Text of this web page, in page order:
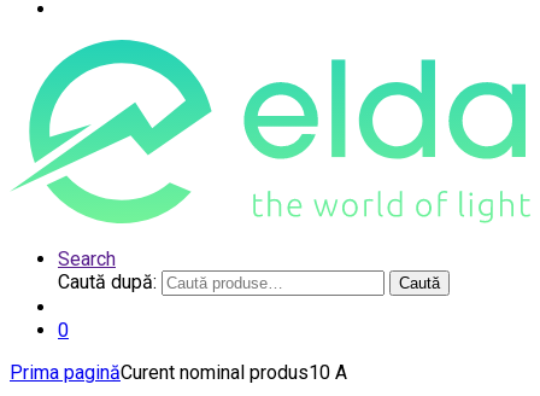
Search
Caută după:
Caută
0
Prima paginăCurent nominal produs10 A